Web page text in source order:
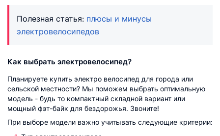
Полезная статья: плюсы и минусы
электровелосипедов
Как выбрать электровелосипед?
Планируете купить электро велосипед для города или
сельской местности? Мы поможем выбрать оптимальную
модель - будь то компактный складной вариант или
мощный фэт-байк для бездорожья. Звоните!
При выборе модели важно учитывать следующие критерии: